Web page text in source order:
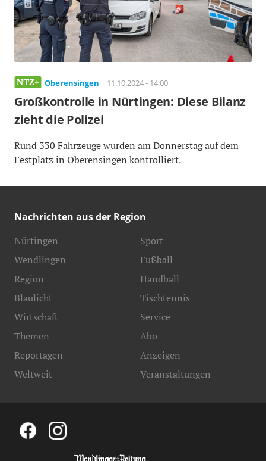
Oberensingen | 11.10.2024 - 14:00
Großkontrolle in Nürtingen: Diese Bilanz
zieht die Polizei
Rund 330 Fahrzeuge wurden am Donnerstag auf dem
Festplatz in Oberensingen kontrolliert.
Nachrichten aus der Region
Nürtingen
Wendlingen
Region
Blaulicht
Sport
Fußball
Handball
Tischtennis
Wirtschaft
Themen
Reportagen
Weltweit
Service
Abo
Anzeigen
Veranstaltungen